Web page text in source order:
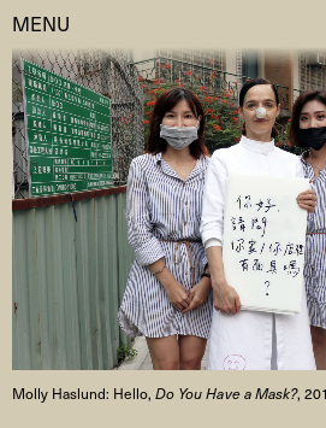
MENU
Kalender
Room
AHC
Residencies &
Artistic
PublicOm
Molly Haslund: Hello,Do You Have a Mask?,